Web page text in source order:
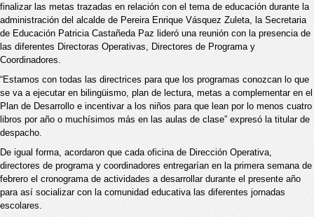
finalizar las metas trazadas en relación con el tema de educación durante la
administración del alcalde de Pereira Enrique Vásquez Zuleta, la Secretaria
de Educación Patricia Castañeda Paz lideró una reunión con la presencia de
las diferentes Directoras Operativas, Directores de Programa y
Coordinadores.
“Estamos con todas las directrices para que los programas conozcan lo que
se va a ejecutar en bilingüismo, plan de lectura, metas a complementar en el
Plan de Desarrollo e incentivar a los niños para que lean por lo menos cuatro
libros por año o muchísimos más en las aulas de clase” expresó la titular de
despacho.
De igual forma, acordaron que cada oficina de Dirección Operativa,
directores de programa y coordinadores entregarían en la primera semana de
febrero el cronograma de actividades a desarrollar durante el presente año
para así socializar con la comunidad educativa las diferentes jornadas
escolares.